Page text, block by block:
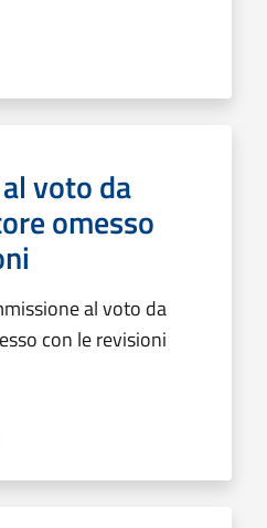
voto da
omesso
al voto da
con le revisioni